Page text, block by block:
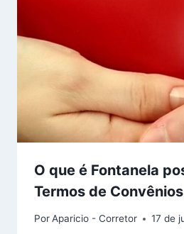
O que é Fontanela
Termos de
PorAparicio - Corretor 17 de